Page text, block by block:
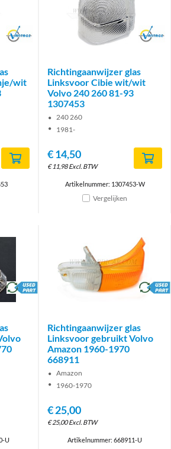
Brand
wit
Brand
Richtingaanwijzer glas
Linksvoor Cibie wit/wit
Volvo 240 260 81-93
1307453
240 260
1981-
€14,50
€11,98 Excl. BTW
Artikelnummer: 1307453-W
Vergelijken
brand
U
brand
Richtingaanwijzer glas
Linksvoor gebruikt Volvo
Amazon 1960-1970
668911
Amazon
1960-1970
€25,00
€25,00 Excl. BTW
Artikelnummer: 668911-U